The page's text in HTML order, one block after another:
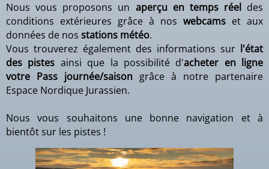
Nous vous proposons un aperçu en temps réeldes
conditions extérieures grâce à nos webcams et aux
données de nos stations météo.
Vous trouverez également des informations sur l'état
des pistes ainsi que la possibilité d'acheter en ligne
votre Pass journée/saison grâce à notre partenaire
Espace Nordique Jurassien.
Nous vous souhaitons une bonne navigation et à
bientôt sur les pistes !